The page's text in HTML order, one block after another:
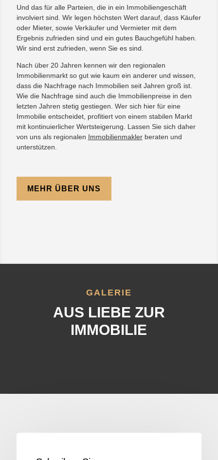
Und das für alle Parteien, die in ein Immobiliengeschäft
involviert sind. Wir legen höchsten Wert darauf, dass Käufer
oder Mieter, sowie Verkäufer und Vermieter mit dem
Ergebnis zufrieden sind und ein gutes Bauchgefühl haben.
Wir sind erst zufrieden, wenn Sie es sind.
Nach über 20 Jahren kennen wir den regionalen
Immobilienmarkt so gut wie kaum ein anderer und wissen,
dass die Nachfrage nach Immobilien seit Jahren groß ist.
Wie die Nachfrage sind auch die Immobilienpreise in den
letzten Jahren stetig gestiegen. Wer sich hier für eine
Immobilie entscheidet, profitiert von einem stabilen Markt
mit kontinuierlicher Wertsteigerung. Lassen Sie sich daher
von uns als regionalen Immobilienmaklerberaten und
unterstützen.
MEHR ÜBER UNS
GALERIE
AUS LIEBE ZUR
IMMOBILIE